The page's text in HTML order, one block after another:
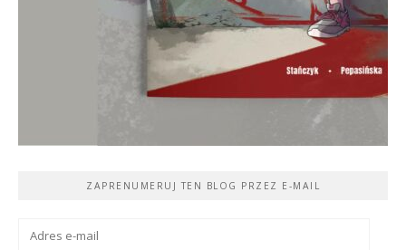
ZAPRENUMERUJ TEN BLOG PRZEZ E-MAIL
Adres